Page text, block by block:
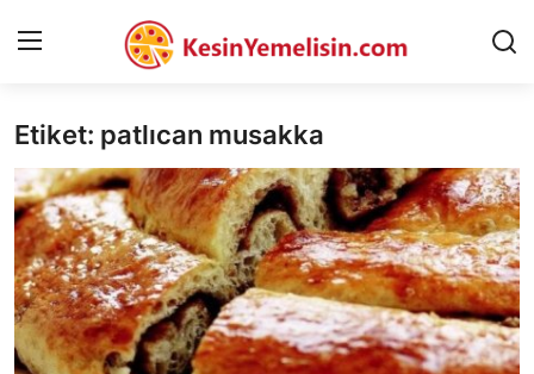
AnaSayfa
Gizlilik Sözleşmesi
Rüya Tabirleri
Diyet & Sağlıklı Beslenme
İletişim
Etiket: patlıcan musakka